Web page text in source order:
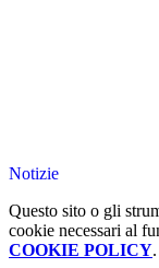
Notizie
Questo sito o gli
cookie necessari al
COOKIE POLICY.